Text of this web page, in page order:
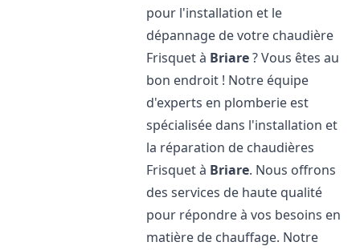
pour l'installation et le
dépannage de votre chaudière
Frisquet à Briare? Vous êtes au
bon endroit ! Notre équipe
d'experts en plomberie est
spécialisée dans l'installation et
la réparation de chaudières
Frisquet à Briare. Nous offrons
des services de haute qualité
pour répondre à vos besoins en
matière de chauffage. Notre